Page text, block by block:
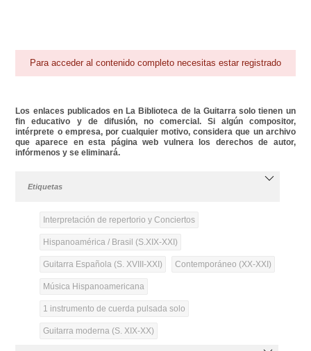
Para acceder al contenido completo necesitas estar registrado
Los enlaces publicados en La Biblioteca de la Guitarra solo tienen un
fin educativo y de difusión, no comercial. Si algún compositor,
intérprete o empresa, por cualquier motivo, considera que un archivo
que aparece en esta página web vulnera los derechos de autor,
infórmenos y se eliminará.
Etiquetas
Interpretación de repertorio y Conciertos
Hispanoamérica / Brasil (S.XIX-XXI)
Guitarra Española (S. XVIII-XXI) Contemporáneo (XX-XXI)
Música Hispanoamericana
1 instrumento de cuerda pulsada solo
Guitarra moderna (S. XIX-XX)